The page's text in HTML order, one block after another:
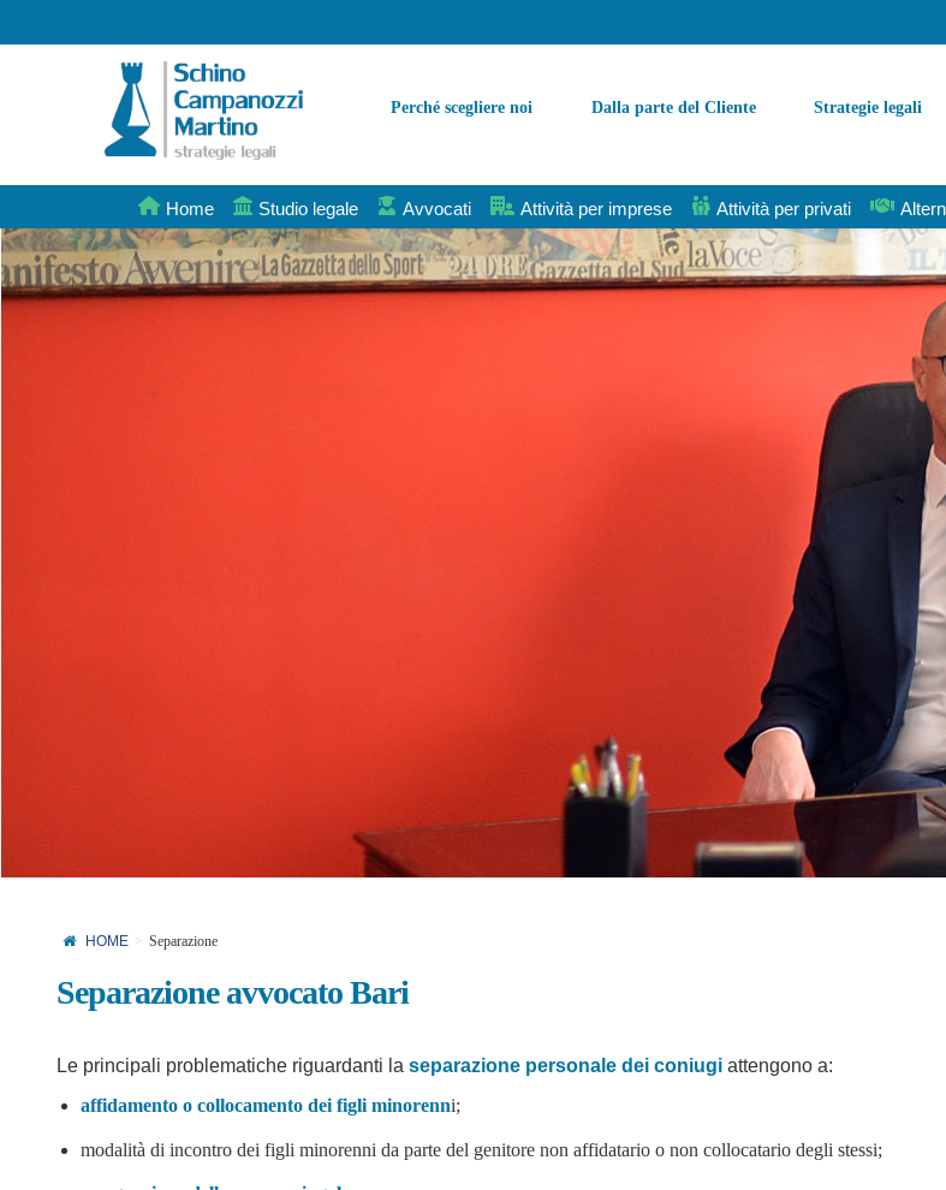
Perché scegliere noi Dalla parte del Cliente Strategie legali
Home Studio legale Avvocati Attività per imprese Attività per privati
HOME Separazione
Separazione avvocato Bari
Le principali problematiche riguardanti la separazione personale dei coniugi attengono a:
affidamento o collocamento dei figli minorenni;
modalità di incontro dei figli minorenni da parte del genitore non affidatario o non collocatario degli stessi;